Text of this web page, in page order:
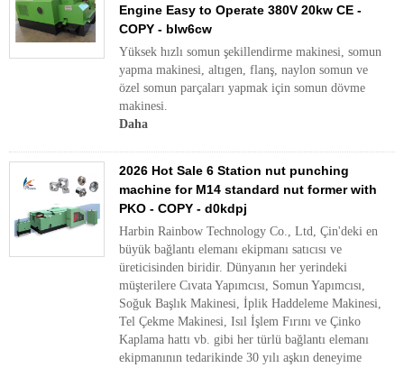
Engine Easy to Operate 380V 20kw CE -
COPY - blw6cw
Yüksek hızlı somun şekillendirme makinesi, somun
yapma makinesi, altıgen, flanş, naylon somun ve
özel somun parçaları yapmak için somun dövme
makinesi.
Daha
2026 Hot Sale 6 Station nut punching
machine for M14 standard nut former with
PKO - COPY - d0kdpj
Harbin Rainbow Technology Co., Ltd, Çin'deki en
büyük bağlantı elemanı ekipmanı satıcısı ve
üreticisinden biridir. Dünyanın her yerindeki
müşterilere Cıvata Yapımcısı, Somun Yapımcısı,
Soğuk Başlık Makinesi, İplik Haddeleme Makinesi,
Tel Çekme Makinesi, Isıl İşlem Fırını ve Çinko
Kaplama hattı vb. gibi her türlü bağlantı elemanı
ekipmanının tedarikinde 30 yılı aşkın deneyime